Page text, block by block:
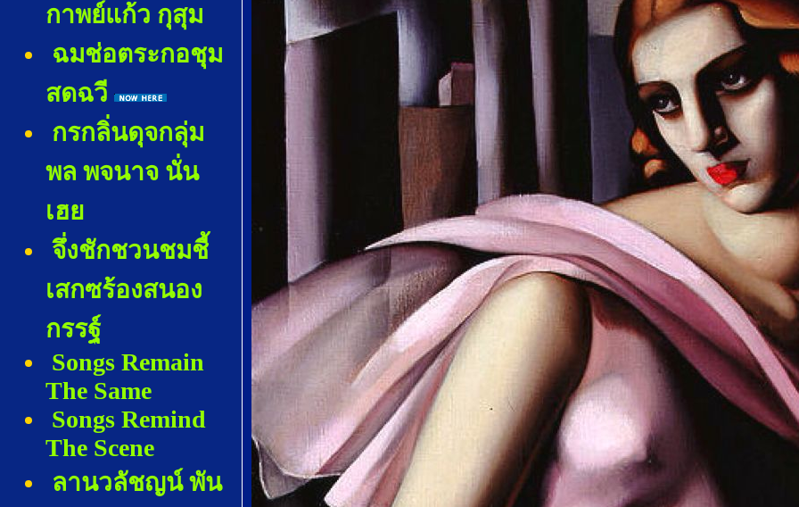
กาพย์แก้ว กุสุม
ฉมช่อตระกอชุม
สดฉวี
กรกลิ่นดุจกลุ่ม
พล พจนาจ นั่น
เฮ
จึ่งชักชวนชมชี้
เสกซร้องสนอง
กรรฐ์
Songs Remain
The Same
Songs Remind
The Scene
ลานวลัชญน์ พัน